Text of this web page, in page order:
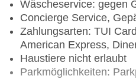
Wäscheservice: gegen
Concierge Service,
Zahlungsarten: TUI
American Express,
Haustiere nicht erlaubt
Parkmöglichkeiten: